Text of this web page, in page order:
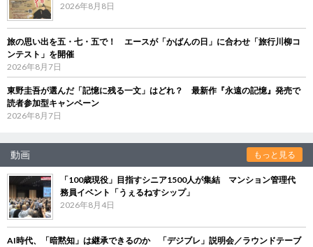
2026年8月8日
旅の思い出を五・七・五で！ エースが「かばんの日」に合わせ「旅行川柳コ
ンテスト」を開催
2026年8月7日
東野圭吾が選んだ「記憶に残る一文」はどれ？ 最新作『永遠の記憶』発売で
読者参加型キャンペーン
2026年8月7日
動画 もっと見る
「100歳現役」目指すシニア1500人が集結 マンション管理代
務員イベント「うぇるねすシップ」
2026年8月4日
AI時代、「暗黙知」は継承できるのか 「デジブレ」説明会／ラウンドテーブ